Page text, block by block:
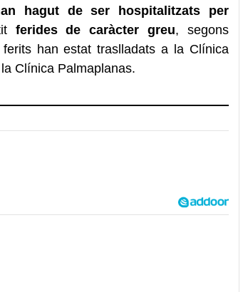
hagut de ser hospitalitzats per
ferides de caràcter greu, segons
han estat traslladats a la Clínica
Clínica Palmaplanas.